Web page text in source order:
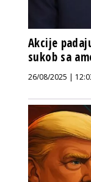
Akcije
sukob sa
26/08/2025 |